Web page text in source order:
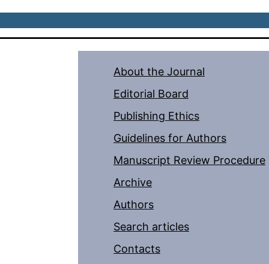
About the Journal
Editorial Board
Publishing Ethics
Guidelines for Authors
Manuscript Review Procedure
Archive
Authors
Search articles
Contacts